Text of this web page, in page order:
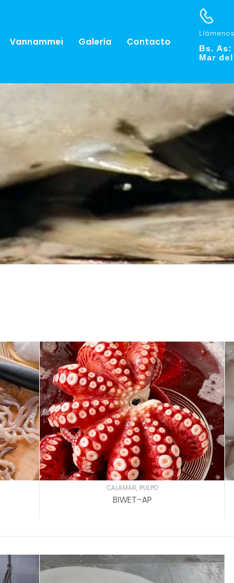
Vannammei Galería Contacto
Bs. As:
Mar
CALAMAR, PULPO
BIWET-AP